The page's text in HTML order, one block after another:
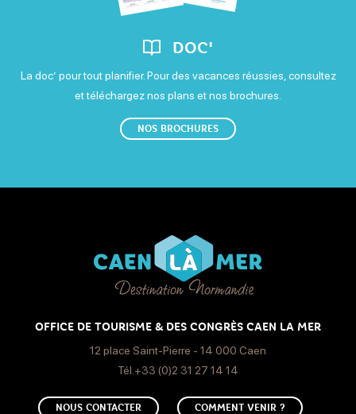
DOC'
La doc’ pour tout planifier. Pour des vacances réussies, consultez
et téléchargez nos plans et nos brochures.
NOS BROCHURES
OFFICE DE TOURISME & DES CONGRÈS CAEN LA MER
12 place Saint-Pierre - 14 000 Caen
Tél.+33 (0)2 31 27 14 14
NOUS CONTACTER COMMENT VENIR ?